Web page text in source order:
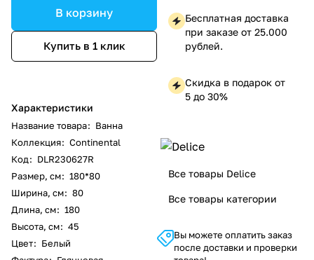
В корзину
Купить в 1 клик
Характеристики
Название товара: Ванна
Коллекция: Continental
Код: DLR230627R
Размер, см: 180*80
Ширина, см: 80
Длина, см: 180
Высота, см: 45
Цвет: Белый
Бесплатная доставка
при заказе от 25.000
рублей.
Скидка в подарок от
5 до 30%
Все товары Delice
Все товары категории
Вы можете оплатить заказ
после доставки и проверки